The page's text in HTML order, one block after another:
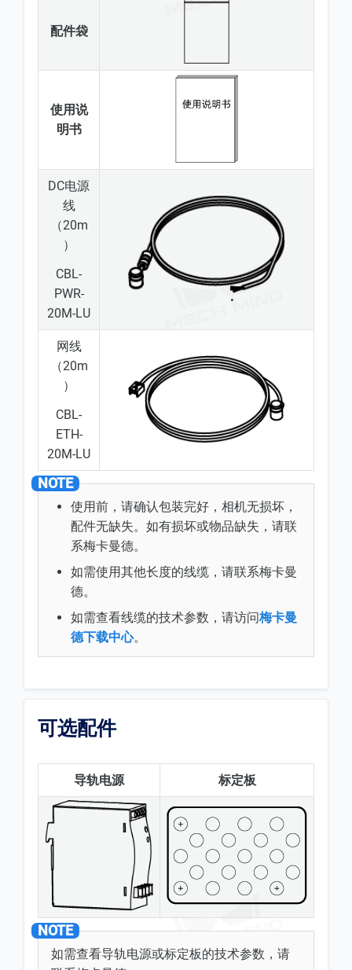
配件袋
使用说
明书
DC电源
线
（20m
）
CBL-
PWR-
20M-LU
网线
（20m
）
CBL-
ETH-
20M-LU
使用前，请确认包装完好，相机无损坏，
配件无缺失。如有损坏或物品缺失，请联
系梅卡曼德。
如需使用其他长度的线缆，请联系梅卡曼
德。
如需查看线缆的技术参数，请访问梅卡曼
德下载中心。
可选配件
导轨电源 标定板
如需查看导轨电源或标定板的技术参数，请